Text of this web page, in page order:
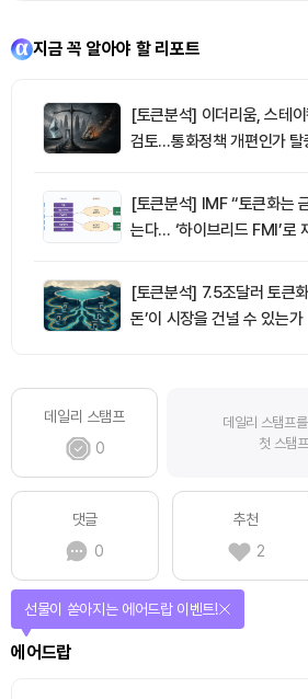
지금 꼭 알아야 할 리포트
[토큰분석] 이더리움, 스테
검토…통화정책 개편인가 탈
[토큰분석] IMF “토큰화는
는다… ‘하이브리드 FMI’로
[토큰분석] 7.5조달러 토큰
돈’이 시장을 건널 수 있는가
데일리 스탬프
0
데일리 스탬프
첫 스탬
댓글
0
추천
2
에어드랍
선물이 쏟아지는 에어드랍 이벤트!